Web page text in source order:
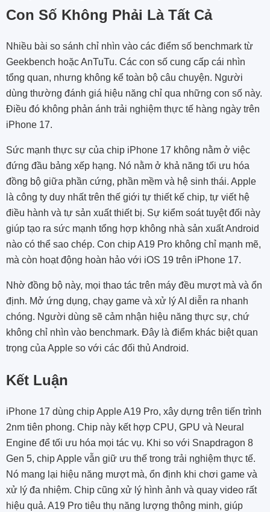
Con Số Không Phải Là Tất Cả
Nhiều bài so sánh chỉ nhìn vào các điểm số benchmark từ
Geekbench hoặc AnTuTu. Các con số cung cấp cái nhìn
tổng quan, nhưng không kể toàn bộ câu chuyện. Người
dùng thường đánh giá hiệu năng chỉ qua những con số này.
Điều đó không phản ánh trải nghiệm thực tế hàng ngày trên
iPhone 17.
Sức mạnh thực sự của chip iPhone 17 không nằm ở việc
đứng đầu bảng xếp hạng. Nó nằm ở khả năng tối ưu hóa
đồng bộ giữa phần cứng, phần mềm và hệ sinh thái. Apple
là công ty duy nhất trên thế giới tự thiết kế chip, tự viết hệ
điều hành và tự sản xuất thiết bị. Sự kiểm soát tuyệt đối này
giúp tạo ra sức mạnh tổng hợp không nhà sản xuất Android
nào có thể sao chép. Con chip A19 Pro không chỉ mạnh mẽ,
mà còn hoạt động hoàn hảo với iOS 19 trên iPhone 17.
Nhờ đồng bộ này, mọi thao tác trên máy đều mượt mà và ổn
định. Mở ứng dụng, chạy game và xử lý AI diễn ra nhanh
chóng. Người dùng sẽ cảm nhận hiệu năng thực sự, chứ
không chỉ nhìn vào benchmark. Đây là điểm khác biệt quan
trọng của Apple so với các đối thủ Android.
Kết Luận
iPhone 17 dùng chip Apple A19 Pro, xây dựng trên tiến trình
2nm tiên phong. Chip này kết hợp CPU, GPU và Neural
Engine để tối ưu hóa mọi tác vụ. Khi so với Snapdragon 8
Gen 5, chip Apple vẫn giữ ưu thế trong trải nghiệm thực tế.
Nó mang lại hiệu năng mượt mà, ổn định khi chơi game và
xử lý đa nhiệm. Chip cũng xử lý hình ảnh và quay video rất
hiệu quả. A19 Pro tiêu thụ năng lượng thông minh, giúp